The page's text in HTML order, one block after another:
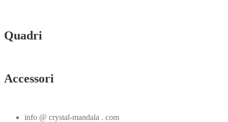
Quadri
Accessori
info @ crystal-mandala . com